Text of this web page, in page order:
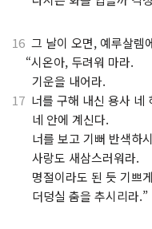
16 그 날이 오면, 예루살렘
“시온아, 두려워 마라.
기운을 내어라.
17 너를 구해 내신 용사 네
네 안에 계신다.
너를 보고 기뻐 반색하
사랑도 새삼스러워라.
명절이라도 된 듯 기쁘게
더덩실 춤을 추시리라.”